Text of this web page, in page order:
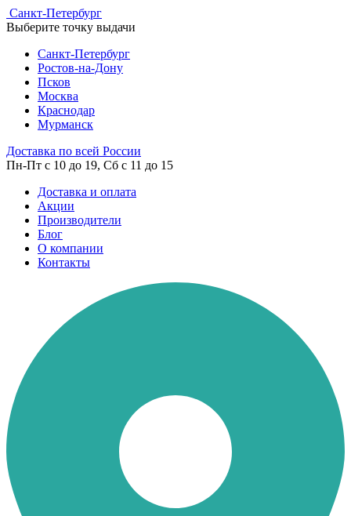
Cанкт-Петербург
Выберите точку выдачи
Cанкт-Петербург
Ростов-на-Дону
Псков
Москва
Краснодар
Мурманск
Доставка по всей России
Пн-Пт с 10 до 19, Сб с 11 до 15
Доставка и оплата
Акции
Производители
Блог
О компании
Контакты